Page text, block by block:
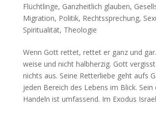
Flüchtlinge, Ganzheitlich glauben,
Migration, Politik, Rechtssprechung,
Spiritualität, Theologie
Wenn Gott ret­tet, ret­tet er ganz und
weise und nicht halb­herzig. Gott
nichts aus. Seine Ret­ter­liebe geht aufs
jeden Bere­ich des Lebens im Blick. Sein
Han­deln ist umfassend. Im Exo­dus